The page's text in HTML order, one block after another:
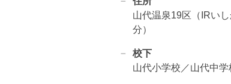
山代温泉19区（IRい
分）
校下
山代小学校／山代中学